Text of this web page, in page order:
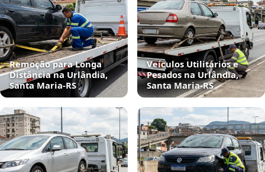
Remoção para Longa
Distância na Urlândia,
Santa Maria‑RS
Veículos Utilitários e
Pesados na Urlândia,
Santa Maria‑RS